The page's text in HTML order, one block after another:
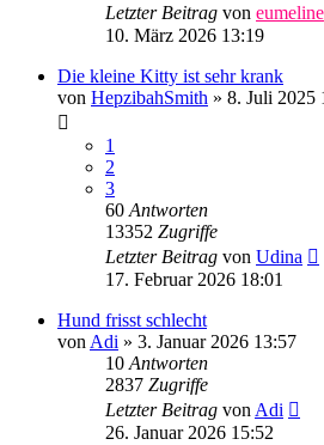
Letzter Beitrag von eumeline
10. März 2026 13:19
Die kleine Kitty ist sehr krank
von HepzibahSmith » 8. Juli 2025
1
2
3
60 Antworten
13352 Zugriffe
Letzter Beitrag von Udina
17. Februar 2026 18:01
Hund frisst schlecht
von Adi » 3. Januar 2026 13:57
10 Antworten
2837 Zugriffe
Letzter Beitrag von Adi
26. Januar 2026 15:52